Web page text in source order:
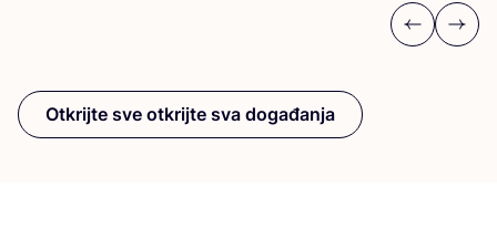
Previous
Next
Otkrijte sve otkrijte sva događanja